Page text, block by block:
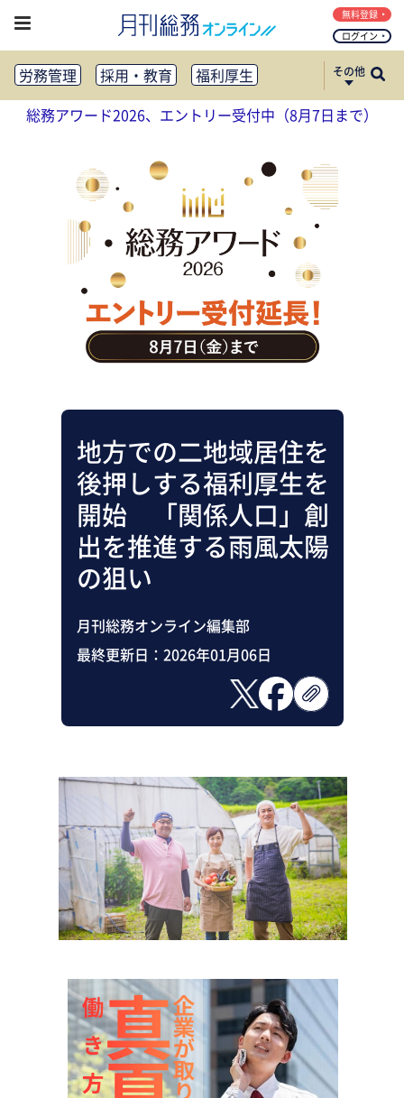
ログイン
無料登録
労務管理 採用・教育
福利厚生
健康経営
働き方改革
法務・コンプライアンス
リスクマネジメント・BCP
社外・社内広報
社外・社内コミュニケーション活性化
FM・オフィス移転
CSR・SDGs
テクノロジー活用・DX
助成金・補助金・コスト削減
アウトソーシング・BPO
調査・レポート
その他
総務アワード2026、エントリー受付中（8月7日まで）
地方での二地域居住を
後押しする福利厚生を
開始 「関係人口」創
出を推進する雨風太陽
の狙い
月刊総務オンライン編集部
最終更新日： 2026年01月06日